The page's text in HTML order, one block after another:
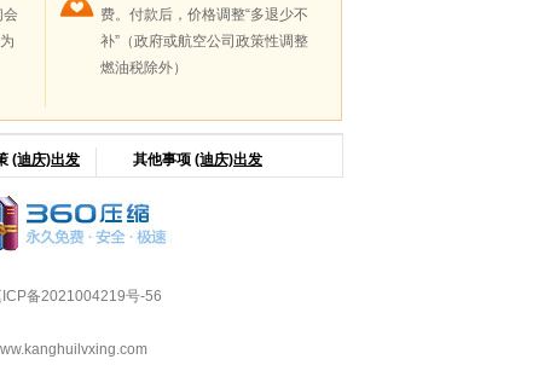
会
费。付款后，价格调整“多退少不
补”（政府或航空公司政策性调整
燃油税除外）
(迪庆)出发 其他事项 (迪庆)出发
ICP备2021004219号-56